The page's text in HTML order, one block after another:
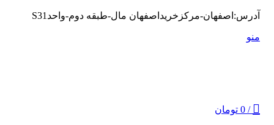
آدرس:اصفهان-مرکزخریداصفهان مال-طبقه دوم-واحدS31
منو
/
0 تومان